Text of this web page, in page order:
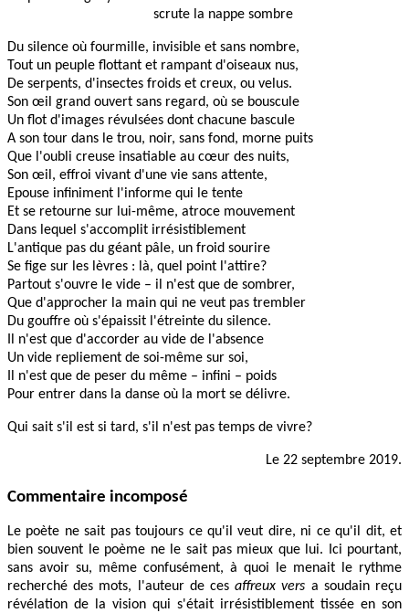
scrute la nappe sombre
Du silence où fourmille, invisible et sans nombre,
Tout un peuple flottant et rampant d'oiseaux nus,
De serpents, d'insectes froids et creux, ou velus.
Son œil grand ouvert sans regard, où se bouscule
Un flot d'images révulsées dont chacune bascule
A son tour dans le trou, noir, sans fond, morne puits
Que l'oubli creuse insatiable au cœur des nuits,
Son œil, effroi vivant d'une vie sans attente,
Epouse infiniment l'informe qui le tente
Et se retourne sur lui-même, atroce mouvement
Dans lequel s'accomplit irrésistiblement
L'antique pas du géant pâle, un froid sourire
Se fige sur les lèvres : là, quel point l'attire?
Partout s'ouvre le vide – il n'est que de sombrer,
Que d'approcher la main qui ne veut pas trembler
Du gouffre où s'épaissit l'étreinte du silence.
Il n'est que d'accorder au vide de l'absence
Un vide repliement de soi-même sur soi,
Il n'est que de peser du même – infini – poids
Pour entrer dans la danse où la mort se délivre.
Qui sait s'il est si tard, s'il n'est pas temps de vivre?
Le 22 septembre 2019.
Commentaire incomposé
Le poète ne sait pas toujours ce qu'il veut dire, ni ce qu'il dit, et
bien souvent le poème ne le sait pas mieux que lui. Ici pourtant,
sans avoir su, même confusément, à quoi le menait le rythme
recherché des mots, l'auteur de cesaffreux vers a soudain reçu
révélation de la vision qui s'était irrésistiblement tissée en son